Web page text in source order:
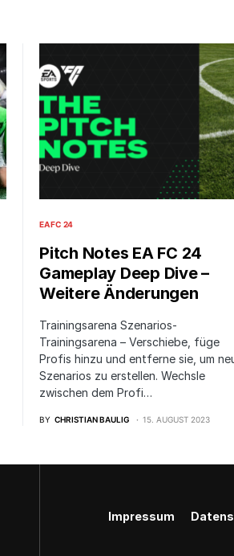
EA FC 24
Pitch Notes EA FC 24
Gameplay Deep Dive –
Weitere Änderungen
Trainingsarena Szenarios-
Trainingsarena – Verschiebe, füge
Profis hinzu und entferne sie, um
Szenarios zu erstellen. Wechsle
zwischen dem Profi…
BY CHRISTIAN BAULIG 15. AUGUST 2023
Impressum